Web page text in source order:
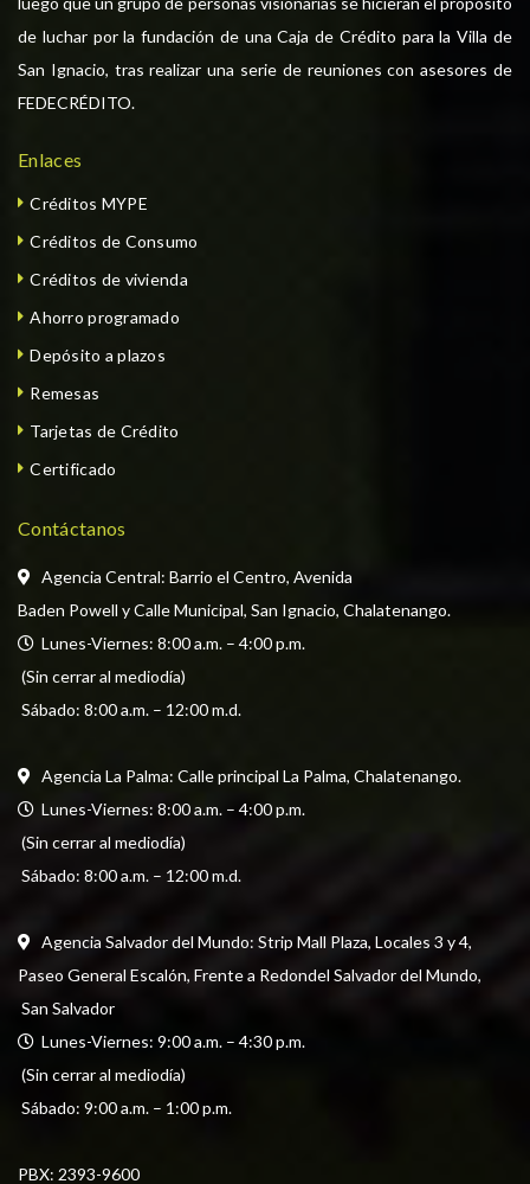
de luchar por la fundación de una Caja de Crédito para la Villa de
San Ignacio, tras realizar una serie de reuniones con asesores de
FEDECRÉDITO.
Enlaces
Créditos MYPE
Créditos de Consumo
Créditos de vivienda
Ahorro programado
Depósito a plazos
Remesas
Tarjetas de Crédito
Certificado
Contáctanos
Agencia Central: Barrio el Centro, Avenida
Baden Powell y Calle Municipal, San Ignacio, Chalatenango.
  Lunes-Viernes: 8:00 a.m. – 4:00 p.m.
(Sin cerrar al mediodía)
Sábado: 8:00 a.m. – 12:00 m.d.
Agencia La Palma: Calle principal La Palma, Chalatenango.
  Lunes-Viernes: 8:00 a.m. – 4:00 p.m.
(Sin cerrar al mediodía)
Sábado: 8:00 a.m. – 12:00 m.d.
Agencia Salvador del Mundo: Strip Mall Plaza, Locales 3 y 4,
Paseo General Escalón, Frente a Redondel Salvador del Mundo,
San Salvador
  Lunes-Viernes: 9:00 a.m. – 4:30 p.m.
(Sin cerrar al mediodía)
Sábado: 9:00 a.m. – 1:00 p.m.
PBX: 2393-9600